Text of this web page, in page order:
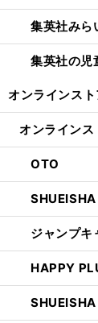
集英社みら
集英社の
オンラインスト
オンラインス
OTO
ジャンプキ
HAPPY